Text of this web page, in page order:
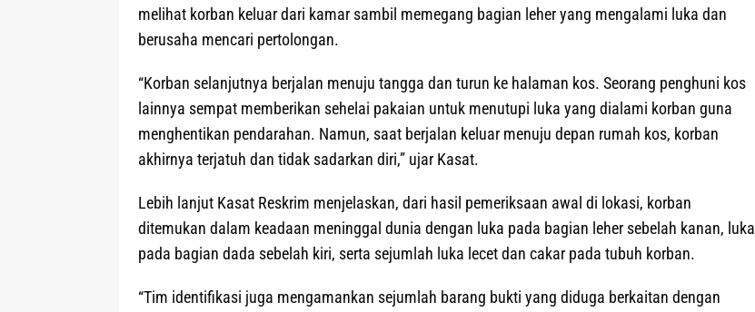
melihat korban keluar dari kamar sambil memegang bagian leher yang mengalami luka dan
berusaha mencari pertolongan.
“Korban selanjutnya berjalan menuju tangga dan turun ke halaman kos. Seorang penghuni kos
lainnya sempat memberikan sehelai pakaian untuk menutupi luka yang dialami korban guna
menghentikan pendarahan. Namun, saat berjalan keluar menuju depan rumah kos, korban
akhirnya terjatuh dan tidak sadarkan diri,” ujar Kasat.
Lebih lanjut Kasat Reskrim menjelaskan, dari hasil pemeriksaan awal di lokasi, korban
ditemukan dalam keadaan meninggal dunia dengan luka pada bagian leher sebelah kanan, luka
pada bagian dada sebelah kiri, serta sejumlah luka lecet dan cakar pada tubuh korban.
“Tim identifikasi juga mengamankan sejumlah barang bukti yang diduga berkaitan dengan